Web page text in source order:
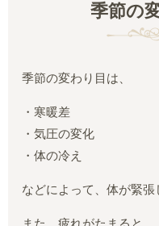
季節の
季節の変わり目は、
・寒暖差
・気圧の変化
・体の冷え
などによって、体が緊張